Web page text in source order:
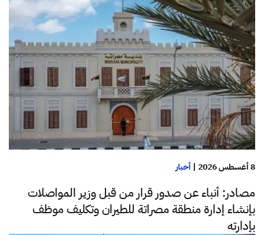
8 أغسطس 2026 | أخبار
مصادر: أنباء عن صدور قرار من قبل وزير المواصلات
بإنشاء إدارة منطقة مصراتة للطيران وتكليف موظف
بإدارته